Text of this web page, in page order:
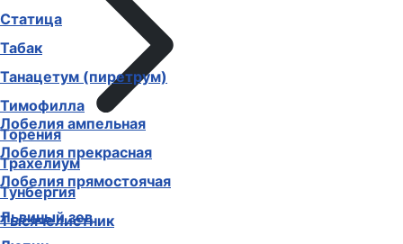
Лобелия ампельная
Лобелия прекрасная
Лобелия прямостоячая
Львиный зев
Статица
Табак
Танацетум (пиретрум)
Тимофилла
Торения
Трахелиум
Тунбергия
Тысячелистник